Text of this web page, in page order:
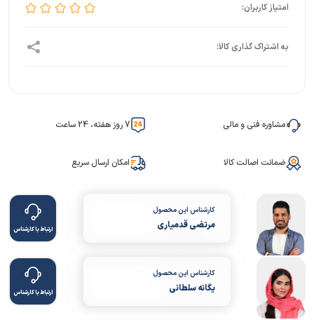
مشاوره فنی و مالی 7 روز هفته، 24 ساعت
ضمانت اصالت کالا امکان ارسال سریع
کارشناس این محصول
مرتضی قدمیاری ارتباط با کارشناس
کارشناس این محصول
یگانه سلطانی ارتباط با کارشناس